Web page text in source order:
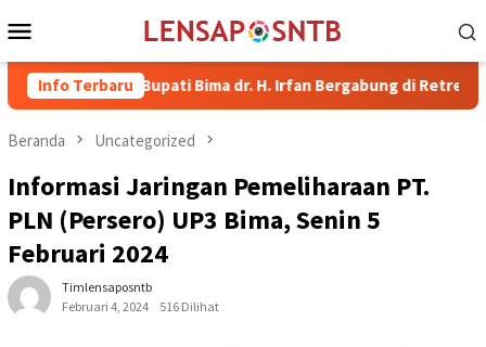
ke
Mobile
Info Terbaru
Wakil Bupati Bima dr. H. Irfan Bergabung di Retreat Magelang
Beranda Uncategorized
Informasi Jaringan Pemeliharaan PT.
PLN (Persero) UP3 Bima, Senin 5
Februari 2024
Timlensaposntb
Februari 4, 2024
516 Dilihat